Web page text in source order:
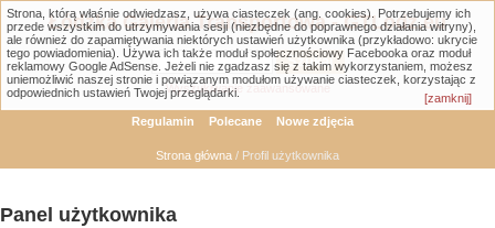
Łódzka Galeria Transportowa - GTLodz.eu
Wyszukiwanie zaawansowane
Regulamin Polecane Nowe zdjęcia
Strona główna / Profil użytkownika
Panel użytkownika
Strona, którą właśnie odwiedzasz, używa ciasteczek (ang. cookies). Potrzebujemy ich
przede wszystkim do utrzymywania sesji (niezbędne do poprawnego działania witryny),
ale również do zapamiętywania niektórych ustawień użytkownika (przykładowo: ukrycie
tego powiadomienia). Używa ich także moduł społecznościowy Facebooka oraz moduł
reklamowy Google AdSense. Jeżeli nie zgadzasz się z takim wykorzystaniem, możesz
uniemożliwić naszej stronie i powiązanym modułom używanie ciasteczek, korzystając z
odpowiednich ustawień Twojej przeglądarki.
[zamknij]